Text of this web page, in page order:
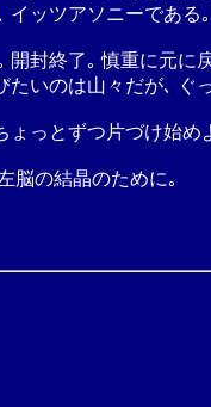
イッツアソニーである｡
開封終了｡ 慎重に元に
たいのは山々だが､ ぐ
ょっとずつ片づけ始め
脳の結晶のために｡